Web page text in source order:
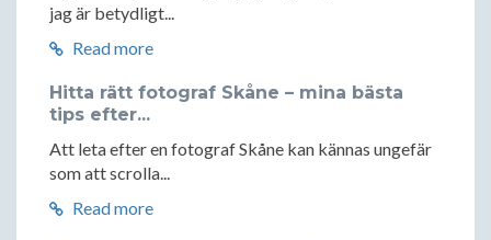
jag är betydligt...
Read more
Hitta rätt fotograf Skåne – mina bästa
tips efter...
Att leta efter en fotograf Skåne kan kännas ungefär
som att scrolla...
Read more